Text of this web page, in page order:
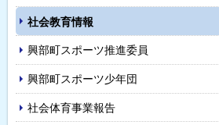
社会教育情報
興部町スポーツ推進委員
興部町スポーツ少年団
社会体育事業報告